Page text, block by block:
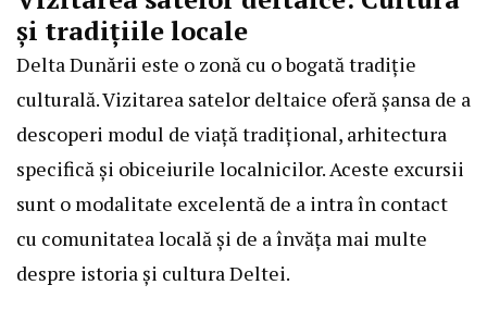
și tradițiile locale
Delta Dunării este o zonă cu o bogată tradiție
culturală. Vizitarea satelor deltaice oferă șansa de a
descoperi modul de viață tradițional, arhitectura
specifică și obiceiurile localnicilor. Aceste excursii
sunt o modalitate excelentă de a intra în contact
cu comunitatea locală și de a învăța mai multe
despre istoria și cultura Deltei.